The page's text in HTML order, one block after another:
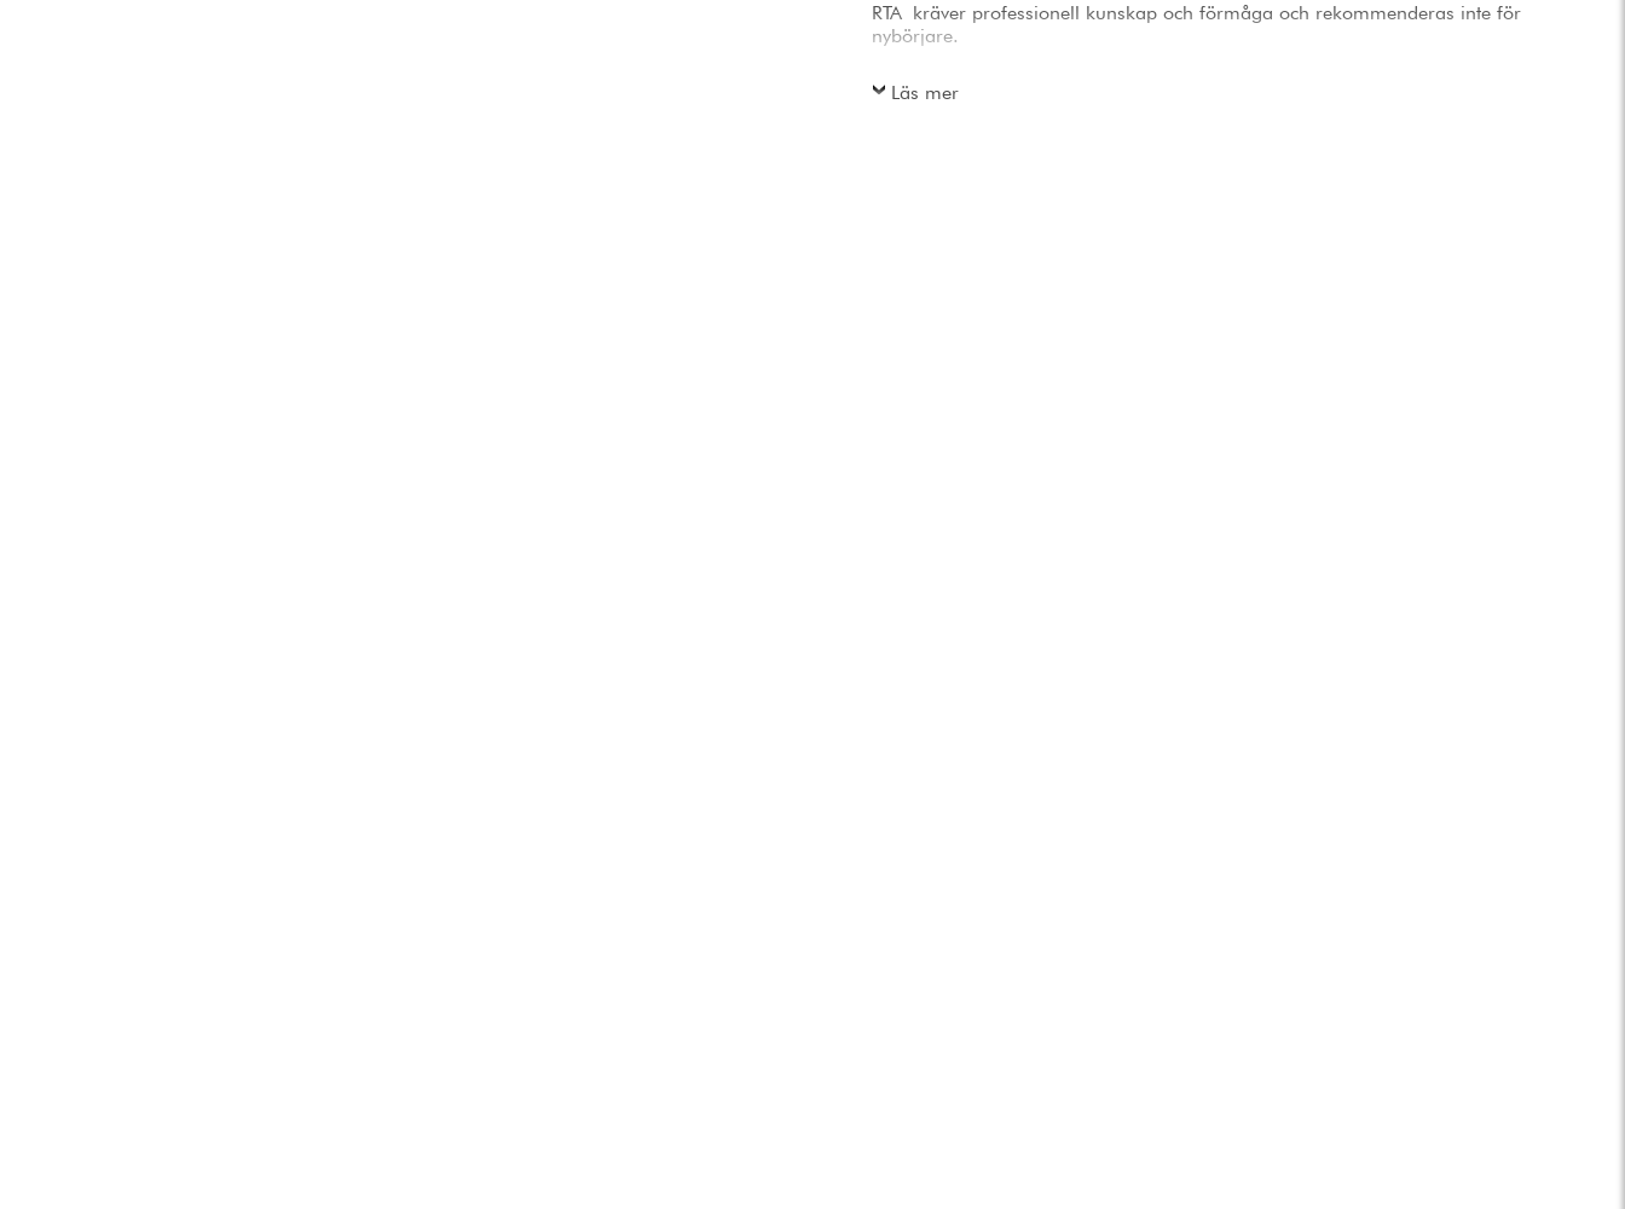
RTA kräver professionell kunskap och förmåga och rekommenderas inte för
nybörjare.
Läs mer